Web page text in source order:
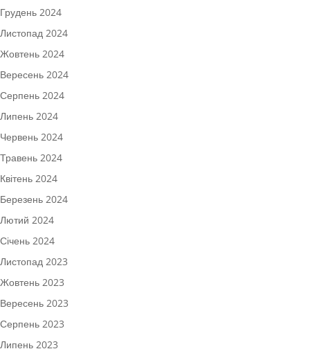
Грудень 2024
Листопад 2024
Жовтень 2024
Вересень 2024
Серпень 2024
Липень 2024
Червень 2024
Травень 2024
Квітень 2024
Березень 2024
Лютий 2024
Січень 2024
Листопад 2023
Жовтень 2023
Вересень 2023
Серпень 2023
Липень 2023